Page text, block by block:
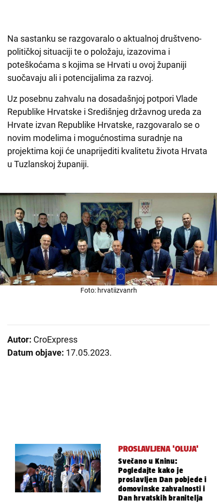
Na sastanku se razgovaralo o aktualnoj društveno-
političkoj situaciji te o položaju, izazovima i
poteškoćama s kojima se Hrvati u ovoj županiji
suočavaju ali i potencijalima za razvoj.
Uz posebnu zahvalu na dosadašnjoj potpori Vlade
Republike Hrvatske i Središnjeg državnog ureda za
Hrvate izvan Republike Hrvatske, razgovaralo se o
novim modelima i mogućnostima suradnje na
projektima koji će unaprijediti kvalitetu života Hrvata
u Tuzlanskoj županiji.
Foto: hrvatiizvanrh
Autor: CroExpress
Datum objave: 17.05.2023.
PROSLAVLJENA 'OLUJA'
Svečano u Kninu:
Pogledajte kako je
proslavljen Dan pobjede i
domovinske zahvalnosti i
Dan hrvatskih branitelja